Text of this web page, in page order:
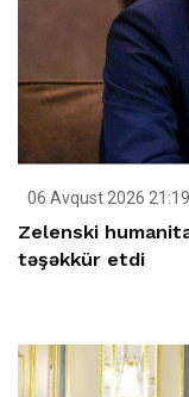
06 Avqust 2026 21:19
Zelenski
təşəkkür etdi